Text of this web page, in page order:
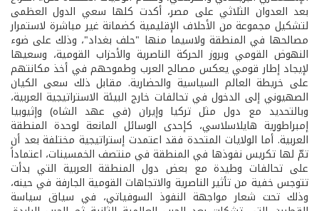
بعد العدوان الثلاثي على مصر، أكدت كلها سعي الدول العظمى
لتشكيل مجموعة من الأحلاف الإقليمية كضمانة غير مباشرة لاستمرار
مصالحها في المنطقة ولاسيما منها "حلف بغداد"، وذلك على ضوء
النهوض القومي وبروز الحركة الناصرية والأحزاب القومية، وسعيها
لإيجاد إطار قومي يعكس مصالح العرب وطموحهم في أخذ مكانتهم
على خريطة العالم السياسية والحضارية. مقابل ذلك سعى الكيان
الصهيوني إلى الدخول في تحالفات خارج البيئة الاستراتيجية العربية،
وبالتحديد مع دول مثل تركيا وإيران (في عهد الشاه) وإثيوبيا
إمبراطورية هايلاسلاسي، كإحدى الوسائل المانعة لوحدة المنطقة
العربية. أما الولايات المتحدة فقد اعتمدت إستراتيجية مختلفة بعد أن
تمّ لها تكريس نفوذها في المنطقة في منتصف الخمسينات، اعتماداً
على تحالفات وطيدة مع بعض دول المنطقة العربية التي بدأت
تتوجس خفية من تأثير الناصرية والاتجاهات القومية الجارفة في حينه،
وذلك تحت شعار مواجهة النفوذ السوفياتي، في سياق سياسة